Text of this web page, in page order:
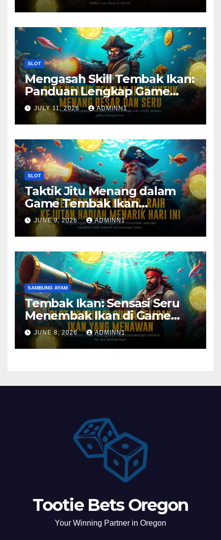
SLOT
Mengasah Skill Tembak Ikan:
Panduan Lengkap Game
Casino Vivo Gaming
JULY 11, 2026 ADMINN1
SLOT
Taktik Jitu Menang dalam
Game Tembak Ikan
Pragmatic Play
JUNE 9, 2026 ADMINN1
SAMBUNG AYAM
Tembak Ikan: Sensasi Seru
Menembak Ikan di Game
Arcade Spadegaming
JUNE 8, 2026 ADMINN1
Tootie Bets Oregon
Your Winning Partner in Oregon